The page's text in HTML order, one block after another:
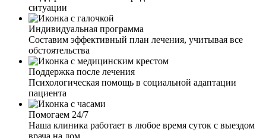
что это все анонимно и можно вызвать врача и сделать
кодирование на дому, я тут же согласилась. Врач
приехал, мы с ним ещё раз обсудили, выбрали метод
кодирования. Врач сделал процедуру, дал рекомендации.
Я очень довольна результатом. Срок кодирования уже
истек два месяца назад, но желания выпить у меня так и
нет. Не знаю, может, это ещё так разговор с врачом на
меня повлиял. Уж очень хороший и отзывчивый доктор.
Муж как-то кодировался уже, но ему не помогло. Теперь
ситуации
Индивидуальная программа
Составим эффективный план лечения, учитывая все
обстоятельства
Поддержка после лечения
Психологическая помощь в социальной адаптации
пациента
Помогаем 24/7
Наша клиника работает в любое время суток с выездом
врача на дом